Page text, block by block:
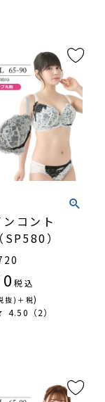
コント
）
税込
抜)＋税)
4.50（2）